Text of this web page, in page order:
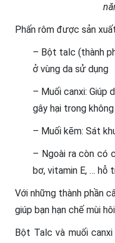
Phấn rôm được sản
– Bột talc (thành
ở vùng da sử dụng
– Muối canxi: Giúp
gây hại trong
– Muối kẽm: Sát
– Ngoài ra còn có
bơ, vitamin E, … hỗ
Với những thành phần
giúp bạn hạn chế mùi
Bột Talc và muối